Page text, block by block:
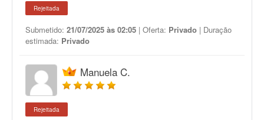
Rejeitada
Submetido: 21/07/2025 às 02:05 | Oferta: Privado | Duração
estimada: Privado
Manuela C.
Rejeitada